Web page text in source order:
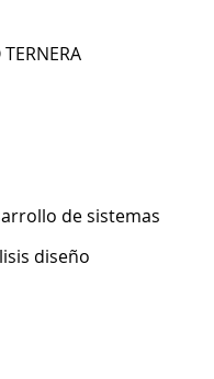
de sistemas
diseño